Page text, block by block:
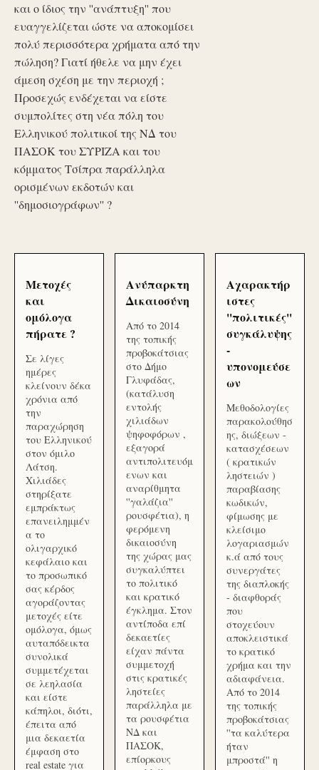
και ο ίδιος την ''ανάπτυξη'' που
ευαγγελίζεται ώστε να αποκομίσει
πολύ περισσότερα χρήματα από την
πώληση? Γιατί ήθελε να μην έχει
άμεση σχέση με την περιοχή ;
Προσεχώς ενδέχεται να είστε
συμπολίτες στη νέα πόλη του
Ελληνικού πολιτικοί της ΝΔ του
ΠΑΣΟΚ του ΣΥΡΙΖΑ και του
κόμματος Τσίπρα παράλληλα
ορισμένων εκδοτών και
''δημοσιογράφων'' ?
Μετοχές
και
ομόλογα
πήρατε ?
Σε λίγες
ημέρες
κλείνουν δέκα
χρόνια από
την
παραχώρηση
του Ελληνικού
στον όμιλο
Λάτση.
Χιλιάδες
στηρίξατε
εμπράκτως
επανειλημμέν
α το
ολιγαρχικό
κεφάλαιο και
το προσωπικό
σας κέρδος
αγοράζοντας
μετοχές είτε
ομόλογα, όμως
αυταπόδεικτα
συνολικά
συμμετέχεται
σε λεηλασία
και είστε
κάπηλοι, διότι,
έπειτα από
μια δεκαετία
έμφαση στο
real estate για
Ανύπαρκτη
Δικαιοσύνη
Από το 2014
της τοπικής
προβοκάτσιας
στο Δήμο
Γλυφάδας,
(κατάλυση
εντολής
χιλιάδων
ψηφοφόρων ,
εξαγορά
αντιπολιτευόμ
ενων και
αναρίθμητα
''γαλάζια''
ρουσφέτια), η
φερόμενη
δικαιοσύνη
της χώρας μας
συγκαλύπτει
το πολιτικό
και κρατικό
έγκλημα. Στον
αντίποδα επί
δεκαετίες
είχαν πάντα
συμμετοχή
στις κρατικές
ληστείες
παράλληλα με
τα ρουσφέτια
ΝΔ και
ΠΑΣΟΚ,
επίορκους
Αχαρακτήρ
ιστες
''πολιτικές''
συγκάλυψης
-
υπονομεύσε
ων
Μεθοδολογίες
παρακολούθησ
ης, διώξεων -
κατασχέσεων
( κρατικών
ληστειών )
παραβίασης
κωδικών,
φίμωσης με
κλείσιμο
λογαριασμών
κ.ά από τους
συνεργάτες
της διαπλοκής
- διαφθοράς
που
στοχεύουν
αποκλειστικά
το κρατικό
χρήμα και την
αδιαφάνεια.
Από το 2014
της τοπικής
προβοκάτσιας
''τα καλύτερα
ήταν
μπροστά'' η